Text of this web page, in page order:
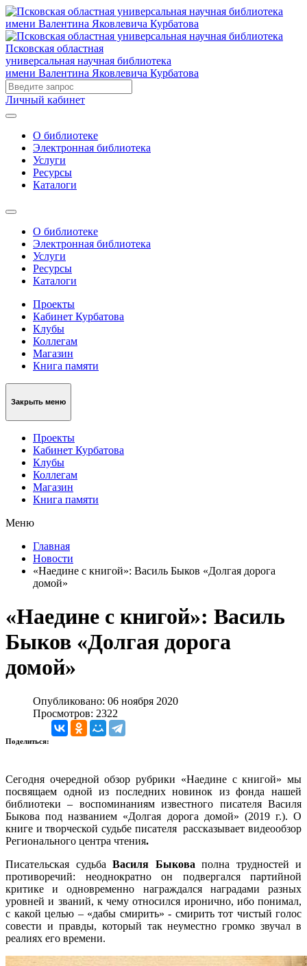
Псковская областная
универсальная научная библиотека
имени Валентина Яковлевича Курбатова
Личный кабинет
О библиотеке
Электронная библиотека
Услуги
Ресурсы
Каталоги
О библиотеке
Электронная библиотека
Услуги
Ресурсы
Каталоги
Проекты
Кабинет Курбатова
Клубы
Коллегам
Магазин
Книга памяти
Закрыть меню
Проекты
Кабинет Курбатова
Клубы
Коллегам
Магазин
Книга памяти
Меню
Главная
Новости
«Наедине с книгой»: Василь Быков «Долгая дорога
домой»
«Наедине с книгой»: Василь
Быков «Долгая дорога
домой»
Опубликовано: 06 ноября 2020
Просмотров: 2322
Поделиться:
Сегодня очередной обзор рубрики «Наедине с книгой» мы
посвящаем одной из последних новинок из фонда нашей
библиотеки – воспоминаниям известного писателя Василя
Быкова под названием «Долгая дорога домой» (2019 г.). О
книге и творческой судьбе писателя рассказывает видеообзор
Регионального центра чтения.
Писательская судьба Василя Быкова полна трудностей и
противоречий: неоднократно он подвергался партийной
критике и одновременно награждался наградами разных
уровней и званий, к чему относился иронично, ибо понимал,
с какой целью – «дабы смирить» - смирить тот чистый голос
совести и правды, который так неуместно громко звучал в
реалиях его времени.